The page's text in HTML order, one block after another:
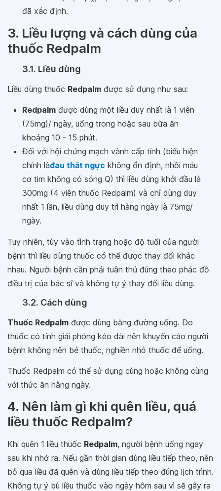
đã xác định.
3. Liều lượng và cách dùng của
thuốc Redpalm
3.1. Liều dùng
Liều dùng thuốc Redpalm được sử dụng như sau:
Redpalm được dùng một liều duy nhất là 1 viên
(75mg)/ ngày, uống trong hoặc sau bữa ăn
khoảng 10 - 15 phút.
Đối với hội chứng mạch vành cấp tính (biểu hiện
chính làđau thắt ngực không ổn định, nhồi máu
cơ tim không có sóng Q) thì liều dùng khởi đầu là
300mg (4 viên thuốc Redpalm) và chỉ dùng duy
nhất 1 lần, liều dùng duy trì hàng ngày là 75mg/
ngày.
Tuy nhiên, tùy vào tình trạng hoặc độ tuổi của người
bệnh thì liều dùng thuốc có thể được thay đổi khác
nhau. Người bệnh cần phải tuân thủ đúng theo phác đồ
điều trị của bác sĩ và không tự ý thay đổi liều dùng.
3.2. Cách dùng
Thuốc Redpalm được dùng bằng đường uống. Do
thuốc có tính giải phóng kéo dài nên khuyến cáo người
bệnh không nên bẻ thuốc, nghiền nhỏ thuốc để uống.
Thuốc Redpalm có thể sử dụng cùng hoặc không cùng
với thức ăn hằng ngày.
4. Nên làm gì khi quên liều, quá
liều thuốc Redpalm?
Khi quên 1 liều thuốc Redpalm, người bệnh uống ngay
sau khi nhớ ra. Nếu gần thời gian dùng liều tiếp theo, nên
bỏ qua liều đã quên và dùng liều tiếp theo đúng lịch trình.
Không tự ý bù liều thuốc vào ngày hôm sau vì sẽ gây ra